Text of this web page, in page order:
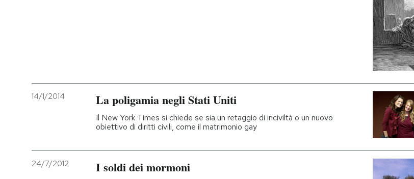
14/1/2014 La poligamia negli Stati Uniti
Il New York Times si chiede se sia un retaggio di inciviltà o un nuovo
obiettivo di diritti civili, come il matrimonio gay
24/7/2012 I soldi dei mormoni